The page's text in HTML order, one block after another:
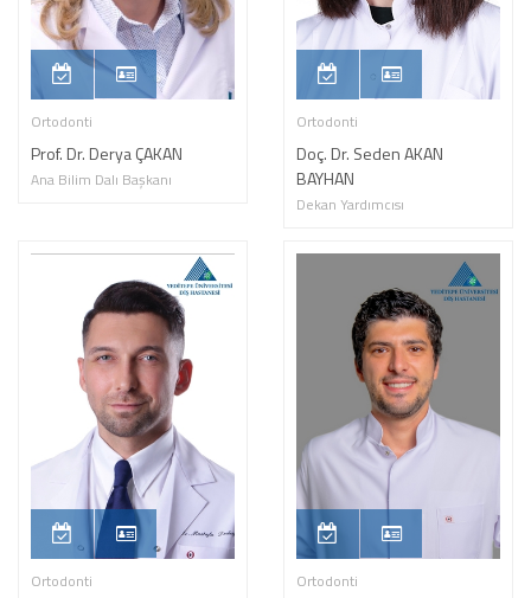
Ortodonti
Prof. Dr. Derya ÇAKAN
Ana Bilim Dalı Başkanı
Ortodonti
Doç. Dr. Seden AKAN
BAYHAN
Dekan Yardımcısı
Ortodonti Ortodonti